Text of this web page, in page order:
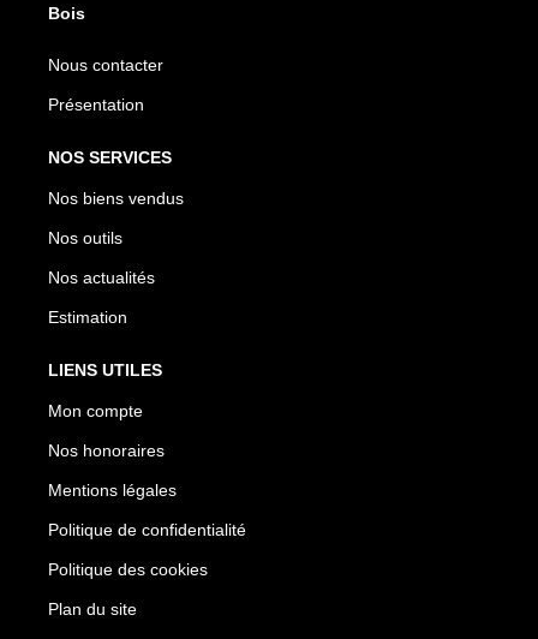
Bois
Nous contacter
Présentation
NOS SERVICES
Nos biens vendus
Nos outils
Nos actualités
Estimation
LIENS UTILES
Mon compte
Nos honoraires
Mentions légales
Politique de confidentialité
Politique des cookies
Plan du site